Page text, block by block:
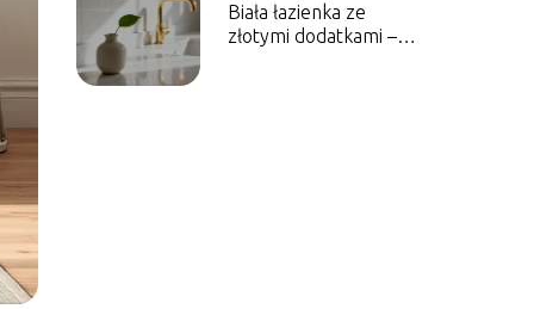
Biała łazienka ze
złotymi dodatkami –